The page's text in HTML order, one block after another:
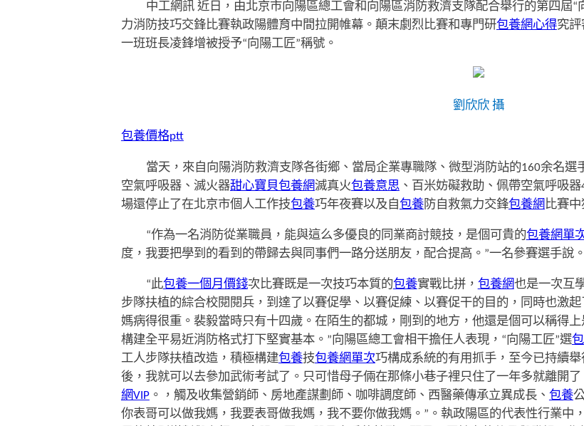
中工網訊 近日，由北京市向陽區總工會和向陽區消防救濟支隊配合舉行的第四屆
力消防技巧交鋒比賽執政陽體育中間拉開帷幕。顛末劇烈比賽和專門研包養網心得究評
一班班長凌鋒增被授予“向陽工匠”稱號。
劉欣欣 攝
包養價格ptt
當天，來自向陽消防救濟支隊各街鄉、當局企業專職隊、微型消防站的160余名
空氣呼吸器、滅火器甜心寶貝包養網滅真火包養意思、百米妨礙救助、佩帶空氣呼吸器
場還停止了在北京市個人工作技包養巧年夜賽以及自包養防自救氣力交鋒包養網 比賽中
“作為一名消防從業職員，能與這么多優良的同業商討競技，是個可貴的包養網單
度，我要把學到的看到的帶歸去與同事們一路分送朋友，配合提高。”一名參賽選手說。
“此包養一個月價錢次比賽既是一次技巧本質的包養實戰比拼， 包養網也是一次互
步隊扶植的綜合校閱閱兵，到達了以賽促學、以賽促練、以賽促干的目的，同時也激
媽病得很重。裴毅當時只有十四歲。在陌生的都城，剛到的地方，他還是個可以稱得上
構建全平易近消防格式打下堅實基本。”向陽區總工會相干擔任人表現，“向陽工匠”選
工人步隊扶植改造，積極構建包養技包養網單次巧構成系統的有用抓手，至今已持續
後，我就可以去參加武術考試了。只可惜母子倆在那條小巷子裡只住了一年多就離開
網VIP。，觸及收集營銷師、房地產謀劃師、咖啡調度師、西醫藥傳承立異成長、 包養
你表哥可以做我媽，我要表哥做我媽，我不要你做我媽。”。執政陽區的代表性行業中